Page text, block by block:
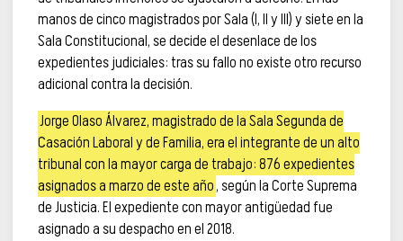
manos de cinco magistrados por Sala (I, II y III) y siete en la
Sala Constitucional, se decide el desenlace de los
expedientes judiciales: tras su fallo no existe otro recurso
adicional contra la decisión.
Jorge Olaso Álvarez, magistrado de la Sala Segunda de
Casación Laboral y de Familia, era el integrante de un alto
tribunal con la mayor carga de trabajo: 876 expedientes
asignados a marzo de este año, según la Corte Suprema
de Justicia. El expediente con mayor antigüedad fue
asignado a su despacho en el 2018.